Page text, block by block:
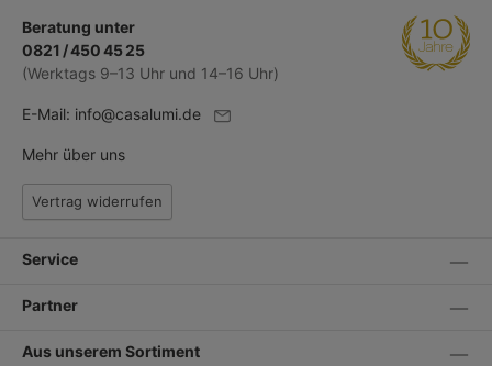
Beratung unter
0821 / 450 45 25
(Werktags 9–13 Uhr und 14–16 Uhr)
E-Mail: info@casalumi.de
Mehr über uns
Vertrag widerrufen
Service
Partner
Aus unserem Sortiment